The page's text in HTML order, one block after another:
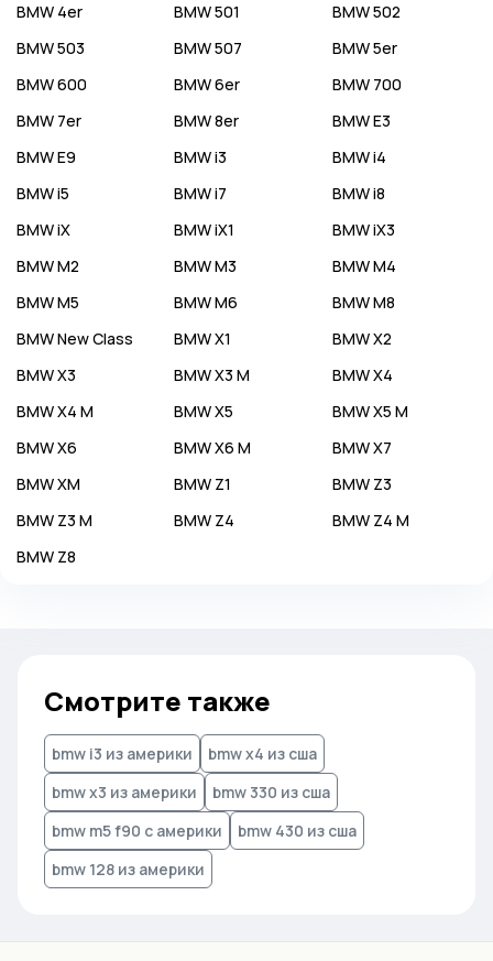
BMW 4er BMW501 BMW502
BMW503 BMW507 BMW5er
BMW600 BMW6er BMW 700
BMW 7er BMW8er BMWE3
BMWE9 BMWi3 BMWi4
BMWi5 BMWi7 BMWi8
BMWiX BMWiX1 BMWiX3
BMWM2 BMWM3 BMWM4
BMWM5 BMWM6 BMWM8
BMWNew Class BMWX1 BMWX2
BMWX3 BMWX3 M BMWX4
BMWX4 M BMWX5 BMWX5 M
BMWX6 BMWX6 M BMWX7
BMWXM BMW Z1 BMW Z3
BMW Z3 M BMW Z4 BMW Z4 M
BMW Z8
Смотрите также
bmw i3 из америки
bmw x4 из сша
bmw x3 из америки
bmw 330 из сша
bmw m5 f90 с америки
bmw 430 из сша
bmw 128 из америки